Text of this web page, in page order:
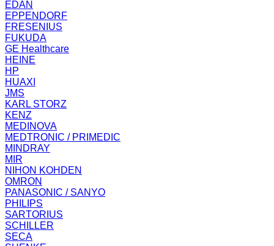
EDAN
EPPENDORF
FRESENIUS
FUKUDA
GE Healthcare
HEINE
HP
HUAXI
JMS
KARL STORZ
KENZ
MEDINOVA
MEDTRONIC / PRIMEDIC
MINDRAY
MIR
NIHON KOHDEN
OMRON
PANASONIC / SANYO
PHILIPS
SARTORIUS
SCHILLER
SECA